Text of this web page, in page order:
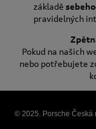
základě
pravidelných
Pokud na našich
nebo potřebujete
© 2025. Porsche Česká